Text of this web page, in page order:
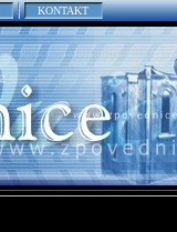
KONTAKT